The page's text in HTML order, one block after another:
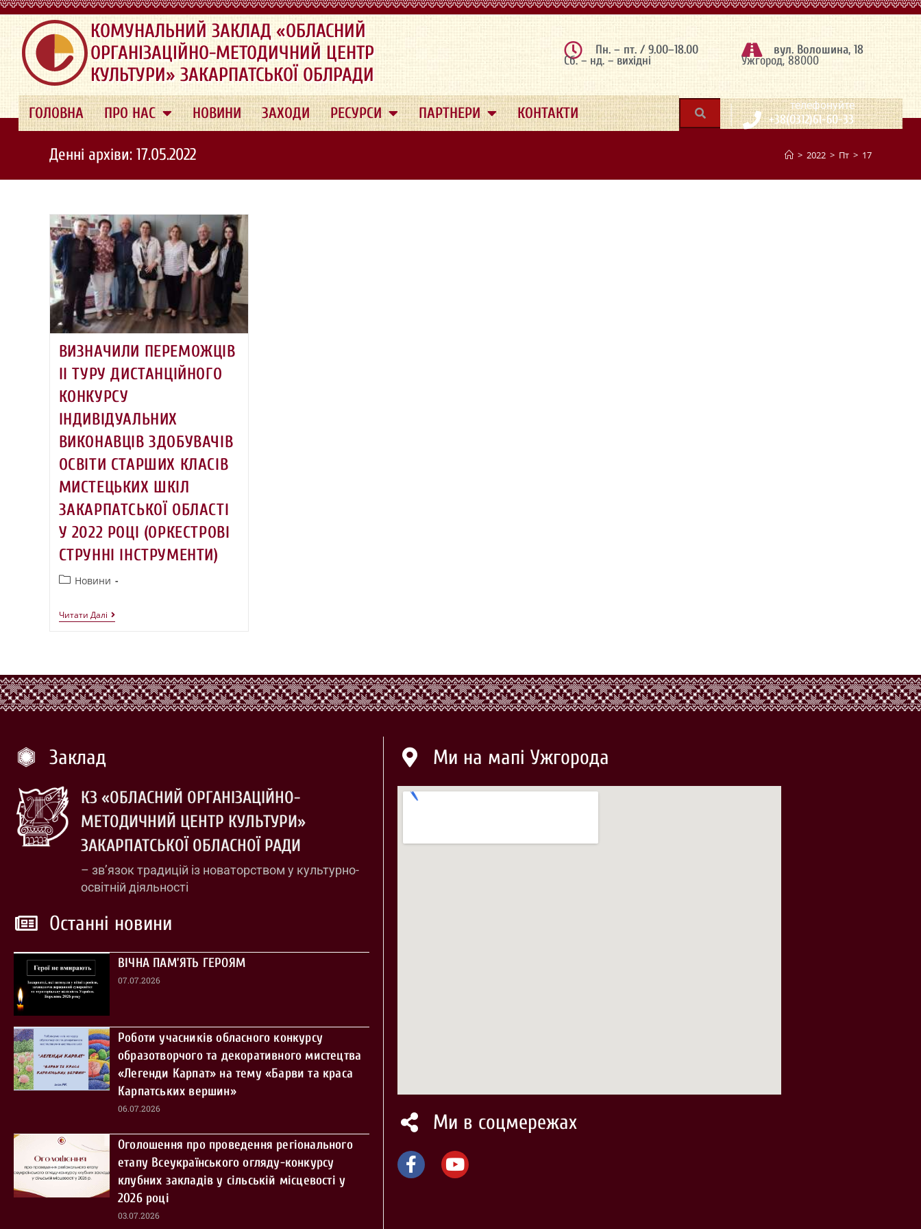
.
КОМУНАЛЬНИЙ ЗАКЛАД «ОБЛАСНИЙ
ОРГАНІЗАЦІЙНО-МЕТОДИЧНИЙ ЦЕНТР
КУЛЬТУРИ» ЗАКАРПАТСЬКОЇ ОБЛРАДИ
Пн. – пт. / 9.00–18.00
Сб. – нд. – вихідні
вул. Волошина, 18
Ужгород, 88000
ГОЛОВНА ПРО НАС НОВИНИ ЗАХОДИ РЕСУРСИ ПАРТНЕРИ КОНТАКТИ | телефонуйте
+38(0312)61-60-33
Денні архіви: 17.05.2022 > 2022 > Пт > 17
ВИЗНАЧИЛИ ПЕРЕМОЖЦІВ
ІІ ТУРУ ДИСТАНЦІЙНОГО
КОНКУРСУ
ІНДИВІДУАЛЬНИХ
ВИКОНАВЦІВ ЗДОБУВАЧІВ
ОСВІТИ СТАРШИХ КЛАСІВ
МИСТЕЦЬКИХ ШКІЛ
ЗАКАРПАТСЬКОЇ ОБЛАСТІ
У 2022 РОЦІ (ОРКЕСТРОВІ
СТРУННІ ІНСТРУМЕНТИ)
Новини
Читати Далі
Заклад
КЗ «ОБЛАСНИЙ ОРГАНІЗАЦІЙНО-
МЕТОДИЧНИЙ ЦЕНТР КУЛЬТУРИ»
ЗАКАРПАТСЬКОЇ ОБЛАСНОЇ РАДИ
– зв’язок традицій із новаторством у культурно-
освітній діяльності
Останні новини
ВІЧНА ПАМ’ЯТЬ ГЕРОЯМ
07.07.2026
Роботи учасників обласного конкурсу
образотворчого та декоративного мистецтва
«Легенди Карпат» на тему «Барви та краса
Карпатських вершин»
06.07.2026
Оголошення про проведення регіонального
етапу Всеукраїнського огляду-конкурсу
клубних закладів у сільській місцевості у
2026 році
03.07.2026
Ми на мапі Ужгорода
Ми в соцмережах